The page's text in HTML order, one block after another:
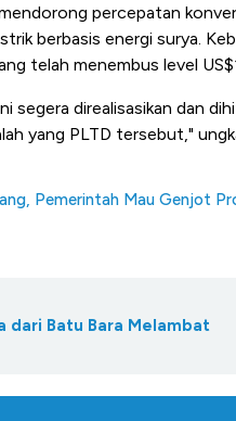
percepatan
berbasis energi surya.
telah menembus level
segera direalisasikan dan
yang PLTD tersebut,"
Pemerintah Mau Genjot
dari Batu Bara Melambat